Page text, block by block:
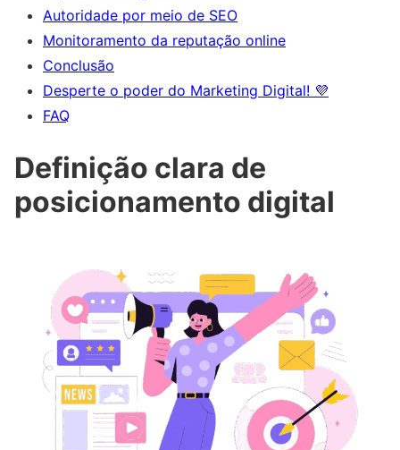
Autoridade por meio de SEO
Monitoramento da reputação online
Conclusão
Desperte o poder do Marketing Digital! 💜
FAQ
Definição clara de
posicionamento digital